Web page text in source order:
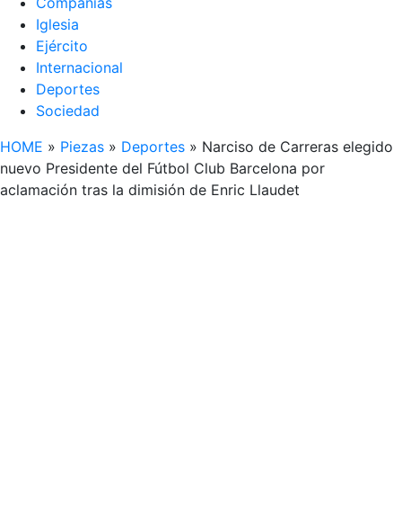
Iglesia
Ejército
Internacional
Deportes
Sociedad
HOME » Piezas » Deportes » Narciso de Carreras elegido
nuevo Presidente del Fútbol Club Barcelona por
aclamación tras la dimisión de Enric Llaudet